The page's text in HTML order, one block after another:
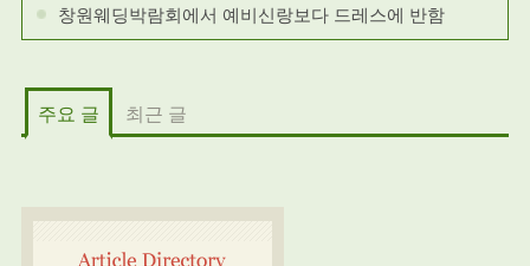
창원웨딩박람회에서 예비신랑보다 드레스에 반함
주요 글 최근 글